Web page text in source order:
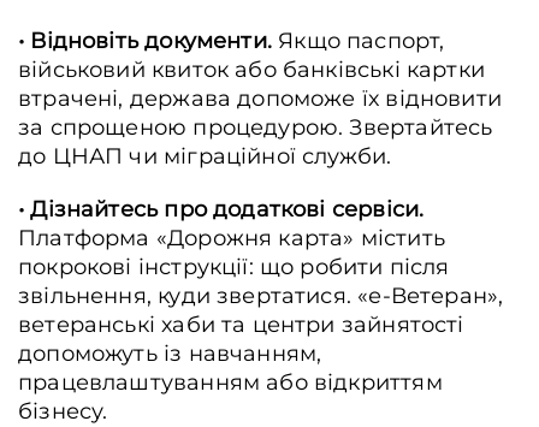
• Відновіть документи.Якщо паспорт,
військовий квиток або банківські картки
втрачені, держава допоможе їх відновити
за спрощеною процедурою. Звертайтесь
до ЦНАП чи міграційної служби.
• Дізнайтесь про додаткові сервіси.
Платформа «Дорожня карта» містить
покрокові інструкції: що робити після
звільнення, куди звертатися. «е-Ветеран»,
ветеранські хаби та центри зайнятості
допоможуть із навчанням,
працевлаштуванням або відкриттям
бізнесу.